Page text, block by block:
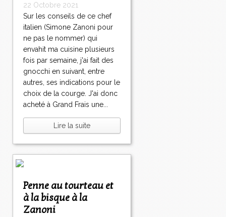
22 Octobre 2021
Sur les conseils de ce chef
italien (Simone Zanoni pour
ne pas le nommer) qui
envahit ma cuisine plusieurs
fois par semaine, j'ai fait des
gnocchi en suivant, entre
autres, ses indications pour le
choix de la courge. J'ai donc
acheté à Grand Frais une...
Lire la suite
Penne au tourteau et
à la bisque à la
Zanoni